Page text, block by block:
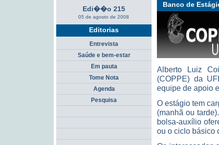
Banco de
Alberto Luiz
(COPPE) da
equipe de apoio
O estágio tem
(manhã ou
bolsa-auxílio
ou o ciclo básico
Edi��o 215
05 de agosto de 2008
Editorias
Entrevista
Saúde e bem-estar
Em pauta
Tome Nota
Agenda
Pesquisa